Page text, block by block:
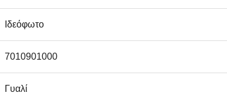
Ιδεόφωτο
7010901000
Γυαλί